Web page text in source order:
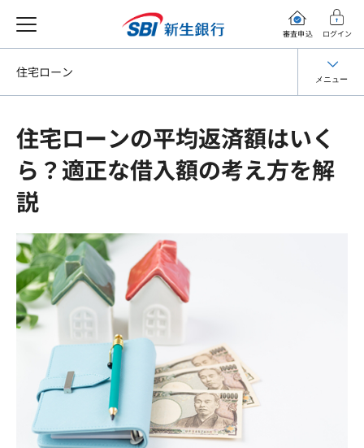
審査申込 ログイン
住宅ローンの平均返済額はいく
ら？適正な借入額の考え方を解
説
住宅ローン メニュー